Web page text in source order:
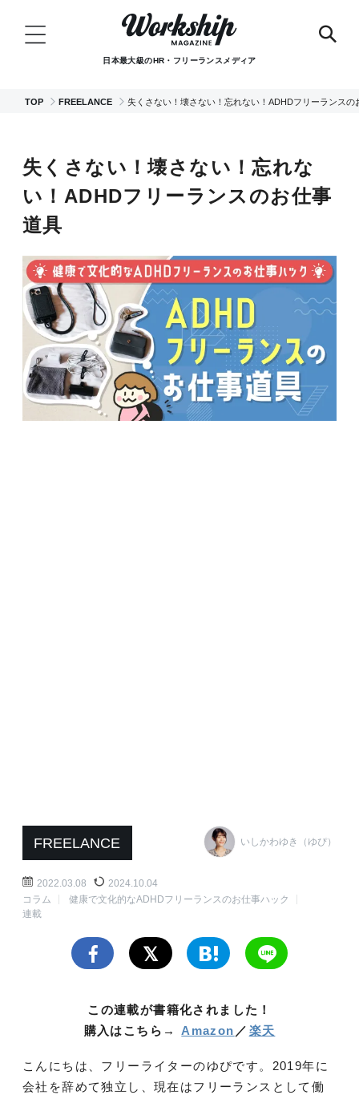
日本最大級のHR・フリーランスメディア
TOP FREELANCE 失くさない！壊さない！忘れない！ADHDフリーランスの
失くさない！壊さない！忘れな
い！ADHDフリーランスのお仕事
道具
FREELANCE いしかわゆき（ゆぴ）
2022.03.08
2024.10.04
コラム
健康で文化的なADHDフリーランスのお仕事ハック
連載
この連載が書籍化されました！
購入はこちら→
Amazon ／ 楽天
こんにちは、フリーライターのゆぴです。2019年に
会社を辞めて独立し、現在はフリーランスとして働